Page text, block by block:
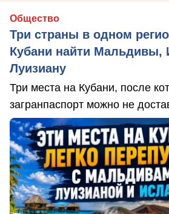
Общество
Три страны в одном
Кубани найти Мальдивы,
Луизиану
Три места на Кубани, после
загранпаспорт можно не